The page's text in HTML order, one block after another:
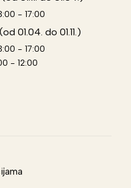
- 17:00
01.04. do 01.11.)
- 17:00
- 12:00